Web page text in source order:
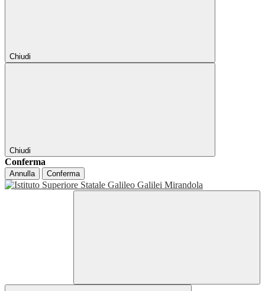
Chiudi
Chiudi
Conferma
Annulla Conferma